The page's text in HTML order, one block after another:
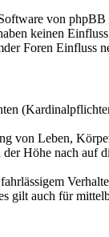
von
keinen
Foren Einfluss
von Leben,
Höhe nach auf
gilt auch für